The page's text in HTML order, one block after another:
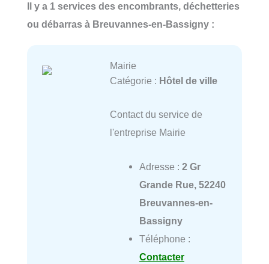
Il y a 1 services des encombrants, déchetteries
ou débarras à Breuvannes-en-Bassigny :
Mairie
Catégorie : Hôtel de ville
Contact du service de
l'entreprise Mairie
Adresse : 2 Gr
Grande Rue, 52240
Breuvannes-en-
Bassigny
Téléphone :
Contacter